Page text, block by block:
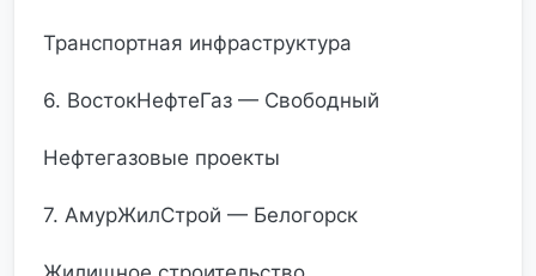
Транспортная инфраструктура
6. ВостокНефтеГаз — Свободный
Нефтегазовые проекты
7. АмурЖилСтрой — Белогорск